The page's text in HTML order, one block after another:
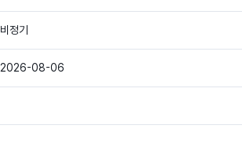
비정기
2026-08-06